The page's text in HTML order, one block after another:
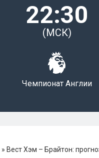
22:30
(МСК)
Чемпионат Англии
» Вест Хэм – Брайтон: